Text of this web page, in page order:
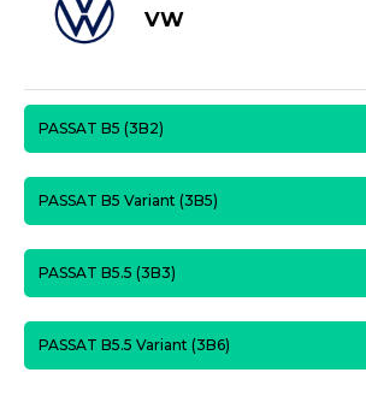
VW
PASSAT B5 (3B2)
PASSAT B5 Variant (3B5)
PASSAT B5.5 (3B3)
PASSAT B5.5 Variant (3B6)